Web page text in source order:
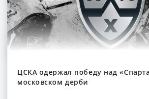
ЦСКА одержал победу над
московском дерби